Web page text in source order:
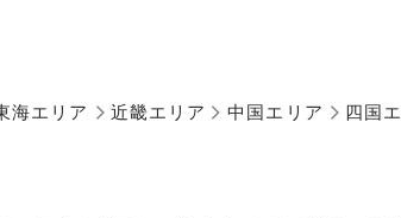
海エリア 近畿エリア 中国エリア 四国